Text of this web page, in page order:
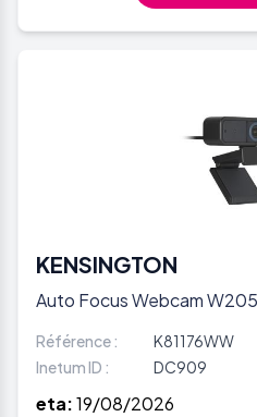
KENSINGTON
Auto Focus Webcam
Référence :
K81176WW
Inetum ID :
DC909
eta:19/08/2026